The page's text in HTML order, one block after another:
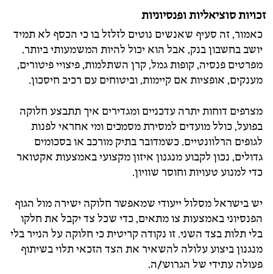
זכויות סוציאליות ופנסיוניות
כאמור, זה סעיף שאנשים נוטים לזלזל בו כי הכסף לא תמיד
יושב בחשבון בנק, אבל הוא יכול להיות המשמעותי ביותר.
מפרטים פנסיה, קופות גמל, קרן השתלמות, פיצויי פיטורים,
מענקים, אופציות אם קיימות, וביטוחים עם רכיב חיסכון.
מצרפים דוחות יתרה עדכניים ומגדירים איך תתבצע חלוקה
בפועל, כולל מועדים למסירת מסמכים ומי אחראי לפנות
לגופים הרלוונטיים. כשמדובר בתיק מורכב או בסכומים
גדולים, נכון לקבוע מנגנון איזון מקצועי באמצעות אקטואר
כדי למנוע טעויות וחוסר שוויון.
יש בישראל מסלול ייעודי שמאפשר חלוקה ישירה מול הגוף
הפנסיוני באמצעות צו מתאים, כדי שכל צד יקבל את חלקו
בלי תלות בצד השני. זו נקודה קריטית כי חלוקה על הנייר בלי
מנגנון ביצוע עלולה להשאיר את הצד הזכאי תלוי בשיתוף
פעולה עתידי של הגרוש/ה.